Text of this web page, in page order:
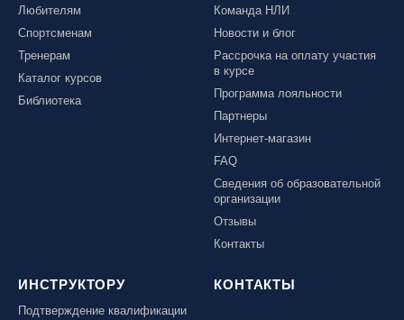
Любителям
Спортсменам
Тренерам
Каталог курсов
Библиотека
Команда НЛИ
Новости и блог
Рассрочка на оплату участия
в курсе
Программа лояльности
Партнеры
Интернет-магазин
FAQ
Сведения об образовательной
организации
Отзывы
Контакты
ИНСТРУКТОРУ
Подтверждение квалификации
КОНТАКТЫ